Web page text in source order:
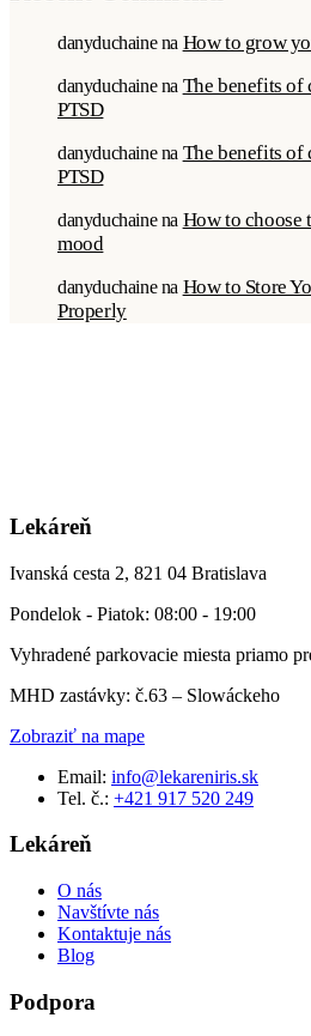
danyduchainena How to grow
danyduchainena The benefits of
PTSD
danyduchainena The benefits of
PTSD
danyduchainena How to choose
mood
danyduchainena How to Store
Properly
Lekáreň
Ivanská cesta 2, 821 04 Bratislava
Pondelok - Piatok: 08:00 - 19:00
Vyhradené parkovacie miesta priamo
MHD zastávky: č.63 – Slowáckeho
Zobraziť na mape
Email: info@lekareniris.sk
Tel. č.: +421 917 520 249
Lekáreň
O nás
Navštívte nás
Kontaktuje nás
Blog
Podpora